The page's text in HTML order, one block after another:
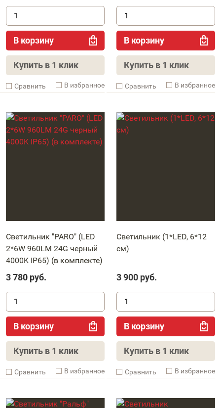
В корзину
Купить в 1 клик
Cравнить В избранное
В корзину
Купить в 1 клик
Cравнить В избранное
Светильник "PARO" (LED
2*6W 960LM 24G черный
4000K IP65) (в комплекте)
3 780 руб.
В корзину
Купить в 1 клик
Cравнить В избранное
Светильник (1*LED, 6*12
см)
3 900 руб.
В корзину
Купить в 1 клик
Cравнить В избранное